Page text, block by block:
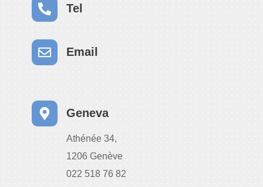
Tel
Email
Geneva
Athénée 34,
1206 Genève
022 518 76 82